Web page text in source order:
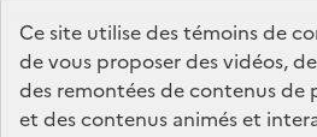
Ce site utilise des témoins de
de vous proposer des vidéos,
des remontées de contenus de
et des contenus animés et
data.gouv.fr legifrance.gouv.fr
service-public.gouv.fr